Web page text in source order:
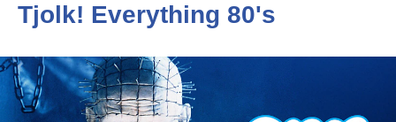
Tjolk! Everything 80's